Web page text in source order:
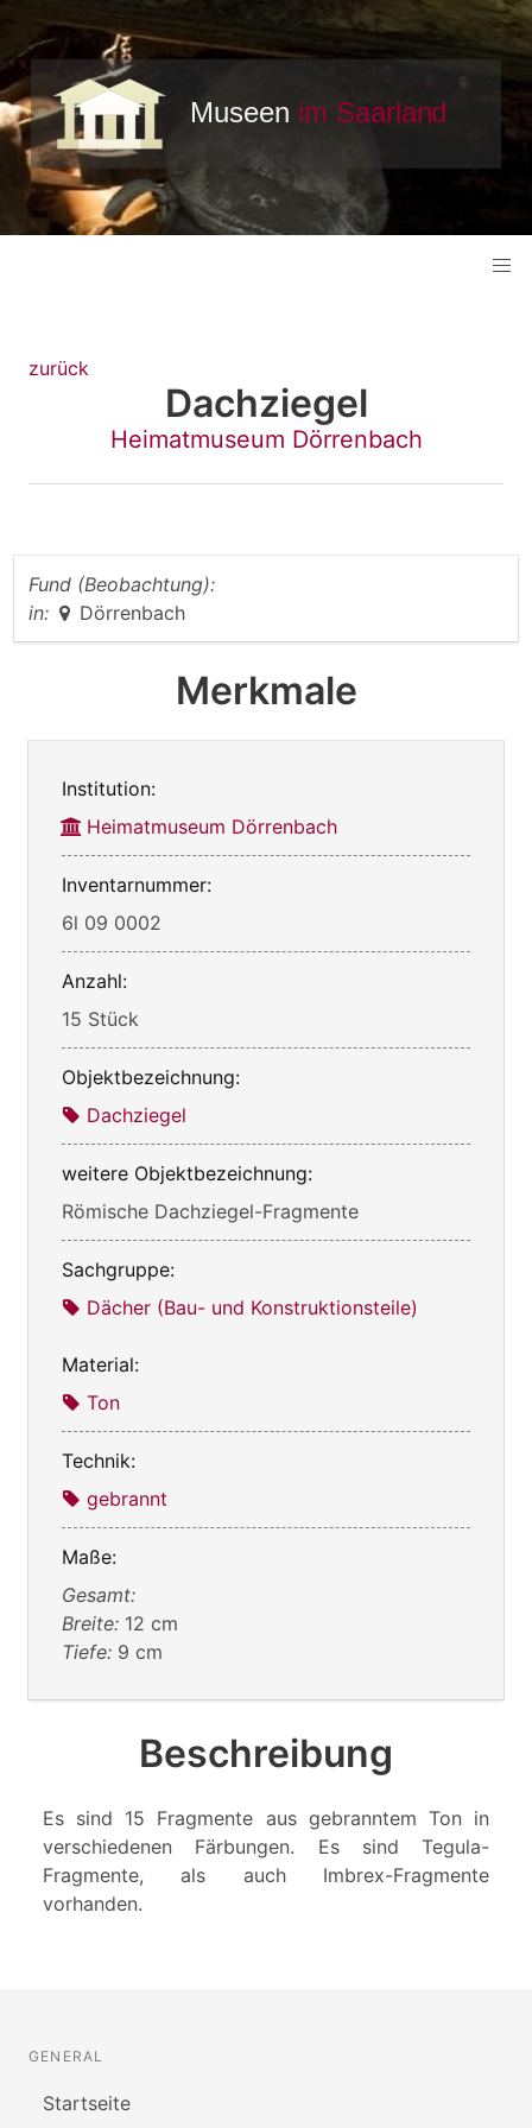
zurück
Dachziegel
Heimatmuseum Dörrenbach
Fund (Beobachtung):
in:
Dörrenbach
Merkmale
Institution:
Heimatmuseum Dörrenbach
Inventarnummer:
6l 09 0002
Anzahl:
15 Stück
Objektbezeichnung:
Dachziegel
weitere Objektbezeichnung:
Römische Dachziegel-Fragmente
Sachgruppe:
Dächer (Bau- und Konstruktionsteile)
Material:
Ton
Technik:
gebrannt
Maße:
Gesamt:
Breite: 12 cm
Tiefe: 9 cm
Beschreibung
Es sind 15 Fragmente aus gebranntem Ton in
verschiedenen Färbungen. Es sind Tegula-
Fragmente, als auch Imbrex-Fragmente
vorhanden.
GENERAL
Startseite